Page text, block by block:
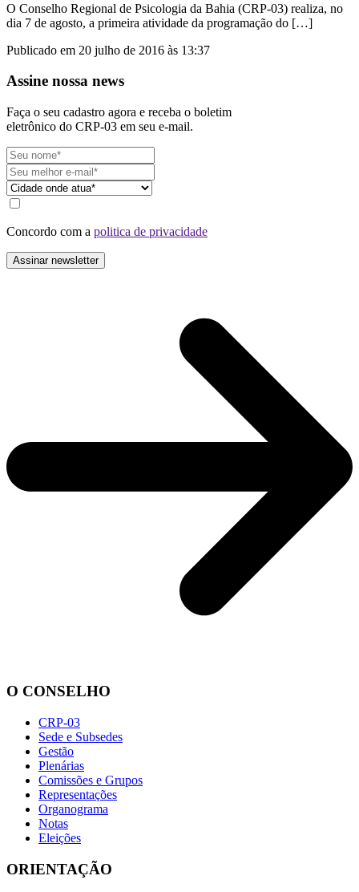
O Conselho Regional de Psicologia da Bahia (CRP-03) realiza, no
dia 7 de agosto, a primeira atividade da programação do […]
Publicado em 20 julho de 2016 às 13:37
Assine nossa news
Faça o seu cadastro agora e receba o boletim
eletrônico do CRP-03 em seu e-mail.
Concordo com a politica de privacidade
O CONSELHO
CRP-03
Sede e Subsedes
Gestão
Plenárias
Comissões e Grupos
Representações
Organograma
Notas
Eleições
ORIENTAÇÃO